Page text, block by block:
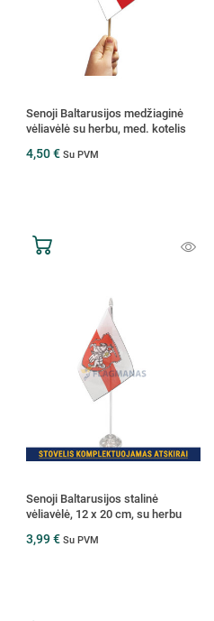
Senoji Baltarusijos medžiaginė
vėliavėlė su herbu, med. kotelis
4,50 € Su PVM
Senoji Baltarusijos stalinė
vėliavėlė, 12 x 20 cm, su herbu
3,99 € Su PVM